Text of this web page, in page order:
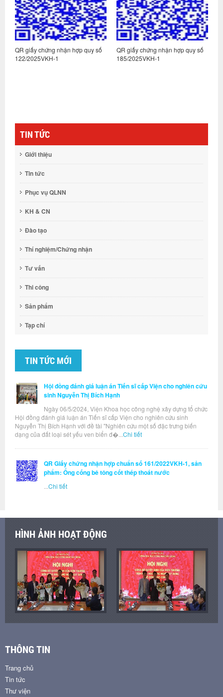
QR giấy chứng nhận hợp quy số
122/2025VKH-1
QR giấy chứng nhận hợp quy số
185/2025VKH-1
TIN TỨC
Giới thiệu
Tin tức
Phục vụ QLNN
KH & CN
Đào tạo
Thí nghiệm/Chứng nhận
Tư vấn
Thi công
Sản phẩm
Tạp chí
TIN TỨC MỚI
Hội đồng đánh giá luận án Tiến sĩ cấp Viện cho nghiên cứu
sinh Nguyễn Thị Bích Hạnh
Ngày 06/5/2024, Viện Khoa học công nghệ xây dựng tổ chức
Hội đồng đánh giá luận án Tiến sĩ cấp Viện cho nghiên cứu sinh
Nguyễn Thị Bích Hạnh với đề tài "Nghiên cứu một số đặc trưng biến
dạng của đất loại sét yếu ven biển đ�... Chi tiết
QR Giấy chứng nhận hợp chuẩn số 161/2022VKH-1, sản
phẩm: Ống cống bê tông cốt thép thoát nước
Chi tiết
HÌNH ẢNH HOẠT ĐỘNG
THÔNG TIN
Trang chủ
Tin tức
Thư viện